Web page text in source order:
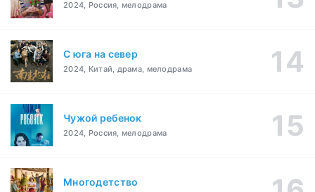
2024, Россия, мелодрама
С юга на север
2024, Китай, драма, мелодрама
Чужой ребенок
2024, Россия, мелодрама
Многодетство